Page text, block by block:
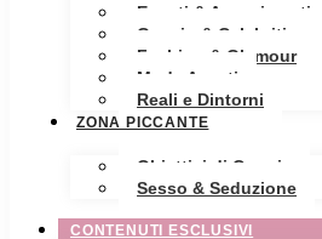
Eventi & Avvenimenti
Gossip & Celebrities
Fashion & Glamour
Moda Avanti
Reali e Dintorni
ZONA PICCANTE
Obiettivi di Coppia
Sesso & Seduzione
CONTENUTI ESCLUSIVI